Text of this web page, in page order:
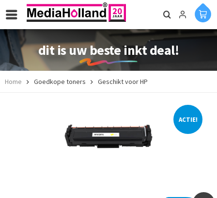
dit is uw beste inkt deal!
Home Goedkope toners Geschikt voor HP
ACTIE!